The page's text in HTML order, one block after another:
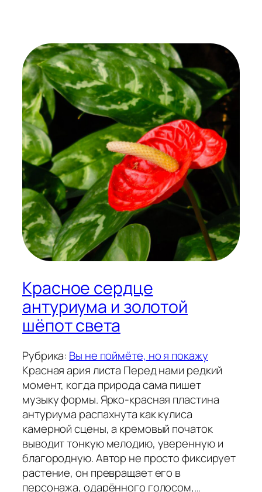
Красное сердце
антуриума и золотой
шёпот света
Рубрика: Вы не поймёте, но я покажу
Красная ария листа Перед нами редкий
момент, когда природа сама пишет
музыку формы. Ярко-красная пластина
антуриума распахнута как кулиса
камерной сцены, а кремовый початок
выводит тонкую мелодию, уверенную и
благородную. Автор не просто фиксирует
растение, он превращает его в
персонажа, одарённого голосом,…